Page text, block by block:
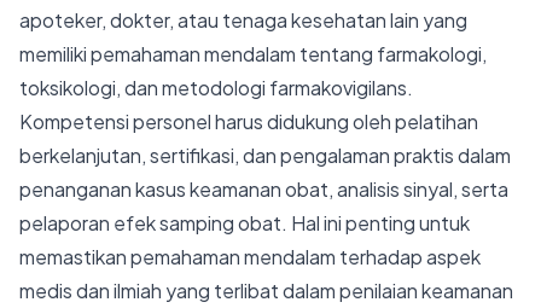
apoteker, dokter, atau tenaga kesehatan lain yang
memiliki pemahaman mendalam tentang farmakologi,
toksikologi, dan metodologi farmakovigilans.
Kompetensi personel harus didukung oleh pelatihan
berkelanjutan, sertifikasi, dan pengalaman praktis dalam
penanganan kasus keamanan obat, analisis sinyal, serta
pelaporan efek samping obat. Hal ini penting untuk
memastikan pemahaman mendalam terhadap aspek
medis dan ilmiah yang terlibat dalam penilaian keamanan